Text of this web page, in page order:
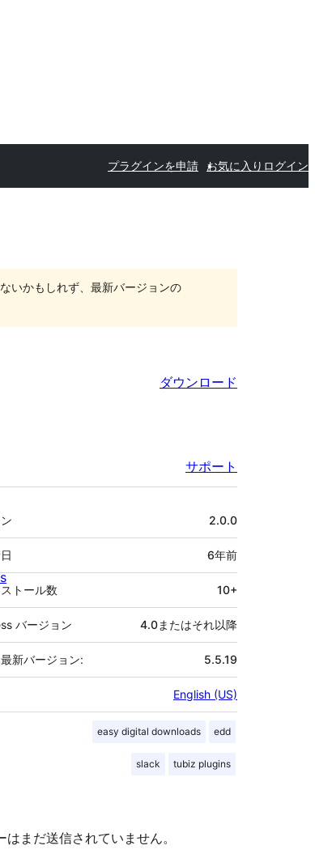
プラグインを申請 お気に入り ログイン
いかもしれず、最新バージョンの
ダウンロード
サポート
2.0.0
6年前
トール数 10+
バージョン 4.0またはそれ以降
新バージョン: 5.5.19
English (US)
easy digital downloads edd
slack tubiz plugins
はまだ送信されていません。